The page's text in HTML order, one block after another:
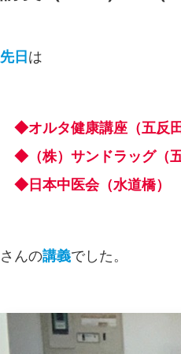
先日 は
◆オルタ健康講座（五反
◆（株）サンドラッグ（五
◆日本中医会（水道橋）
さんの講義でした。